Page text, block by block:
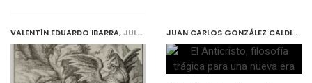
VALENTÍN EDUARDO IBARRA,JULY 30, 2018 JUAN CARLOS GONZÁLEZ CALDITO